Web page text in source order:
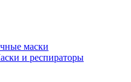
маски
и респираторы